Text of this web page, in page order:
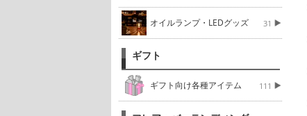
オイルランプ・LEDグッズ 31
ギフト
ギフト向け各種アイテム 111